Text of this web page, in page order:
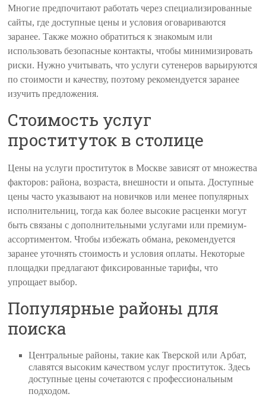
Многие предпочитают работать через специализированные
сайты, где доступные цены и условия оговариваются
заранее. Также можно обратиться к знакомым или
использовать безопасные контакты, чтобы минимизировать
риски. Нужно учитывать, что услуги сутенеров варьируются
по стоимости и качеству, поэтому рекомендуется заранее
изучить предложения.
Стоимость услуг
проституток в столице
Цены на услуги проституток в Москве зависят от множества
факторов: района, возраста, внешности и опыта. Доступные
цены часто указывают на новичков или менее популярных
исполнительниц, тогда как более высокие расценки могут
быть связаны с дополнительными услугами или премиум-
ассортиментом. Чтобы избежать обмана, рекомендуется
заранее уточнять стоимость и условия оплаты. Некоторые
площадки предлагают фиксированные тарифы, что
упрощает выбор.
Популярные районы для
поиска
Центральные районы, такие как Тверской или Арбат,
славятся высоким качеством услуг проституток. Здесь
доступные цены сочетаются с профессиональным
подходом.